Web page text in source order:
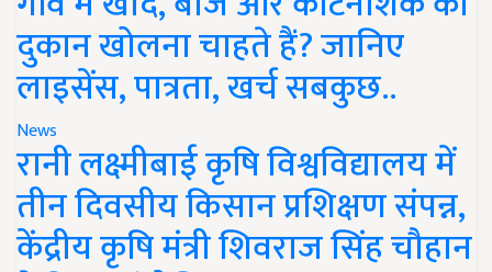
दुकान खोलना चाहते हैं? जानिए
लाइसेंस, पात्रता, खर्च सबकुछ..
News
रानी लक्ष्मीबाई कृषि विश्वविद्यालय में
तीन दिवसीय किसान प्रशिक्षण संपन्न,
केंद्रीय कृषि मंत्री शिवराज सिंह चौहान